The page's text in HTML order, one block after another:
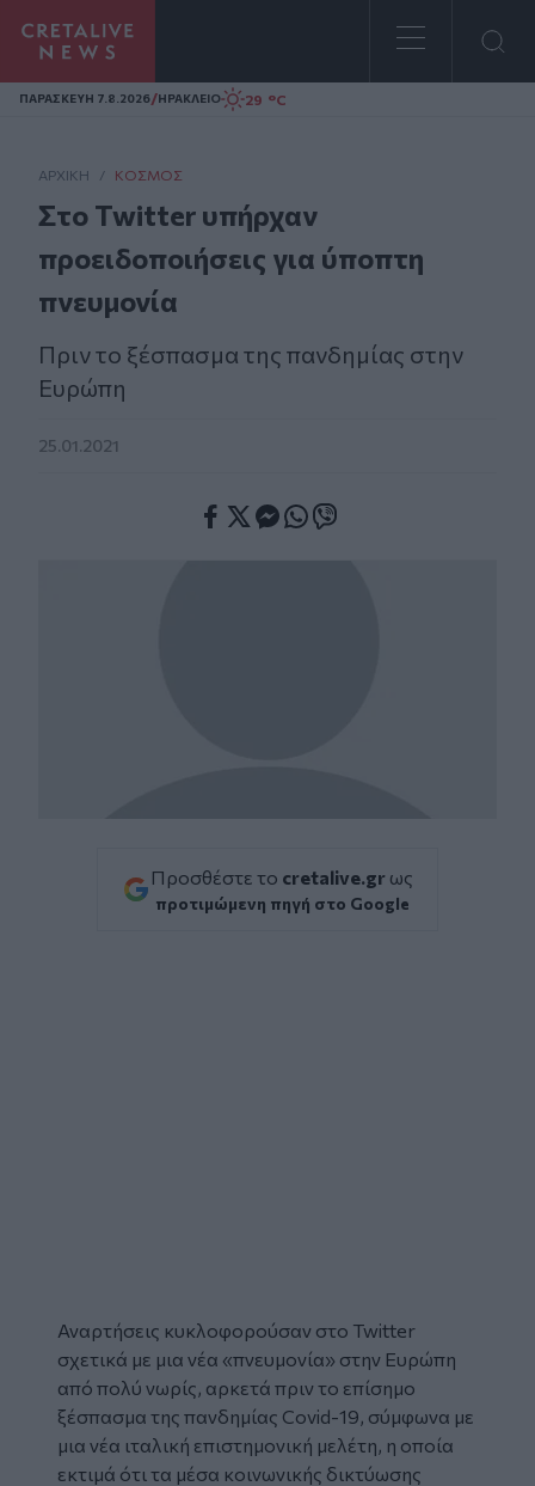
Homepage
ΠΑΡΑΣΚΕΥΗ 7.8.2026/ΗΡΑΚΛΕΙΟ 29 °C
ΑΡΧΙΚΗ / ΚΌΣΜΟΣ
Στο Twitter υπήρχαν
προειδοποιήσεις για ύποπτη
πνευμονία
Πριν το ξέσπασμα της πανδημίας στην
Ευρώπη
25.01.2021
Προσθέστε το cretalive.gr ως
προτιμώμενη πηγή στο Google
Αναρτήσεις κυκλοφορούσαν στο Twitter
σχετικά με μια νέα «πνευμονία» στην Ευρώπη
από πολύ νωρίς, αρκετά πριν το επίσημο
ξέσπασμα της πανδημίας Covid-19, σύμφωνα με
μια νέα ιταλική επιστημονική μελέτη, η οποία
εκτιμά ότι τα μέσα κοινωνικής δικτύωσης